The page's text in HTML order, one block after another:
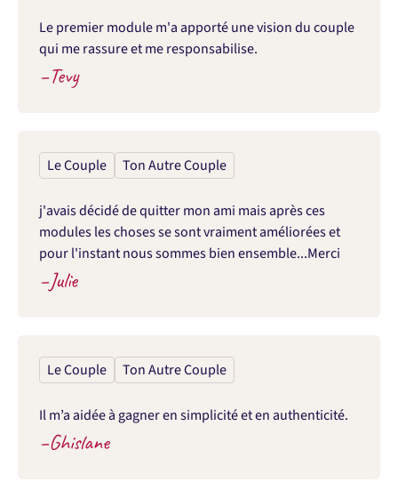
Le premier module m'a apporté une vision du couple
qui me rassure et me responsabilise.
–Tevy
Le Couple Ton Autre Couple
j'avais décidé de quitter mon ami mais après ces
modules les choses se sont vraiment améliorées et
pour l'instant nous sommes bien ensemble...Merci
–Julie
Le Couple Ton Autre Couple
Il m’a aidée à gagner en simplicité et en authenticité.
–Ghislane